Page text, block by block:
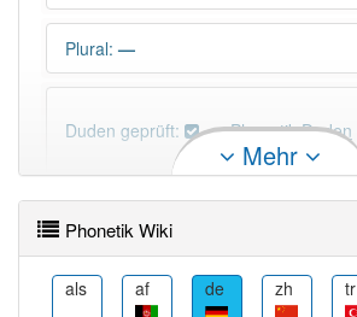
Plural: —
Duden geprüft: Phonetik Duden
Wörter, die mit "-tik" enden, haben
Artikel:die.
Mehr
Phonetik Wiki
als af de zh tr